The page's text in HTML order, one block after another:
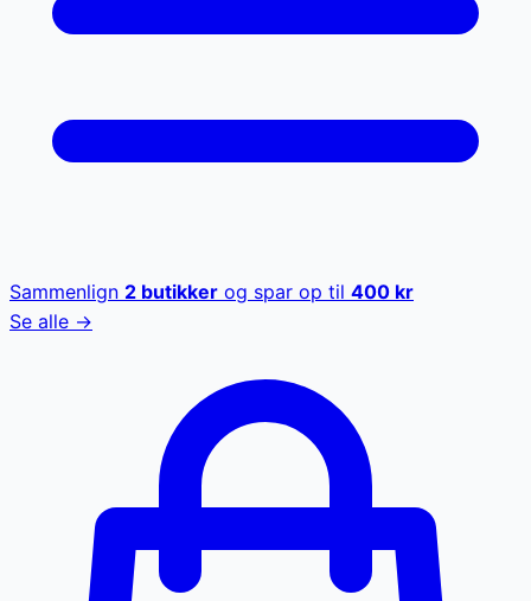
Sammenlign 2 butikker og spar op til 400 kr
Se alle →